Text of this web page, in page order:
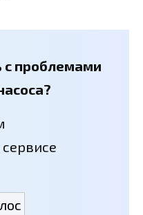
с проблемами